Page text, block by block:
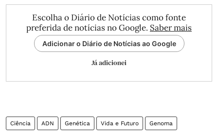
Escolha o Diário de Notícias como fonte
preferida de notícias no Google. Saber mais
Adicionar o Diário de Notícias ao Google
Já adicionei
Ciência ADN Genética Vida e Futuro Genoma